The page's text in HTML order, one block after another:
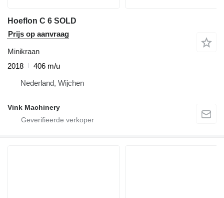
Hoeflon C 6 SOLD
Prijs op aanvraag
Minikraan
2018
406 m/u
Nederland, Wijchen
Vink Machinery